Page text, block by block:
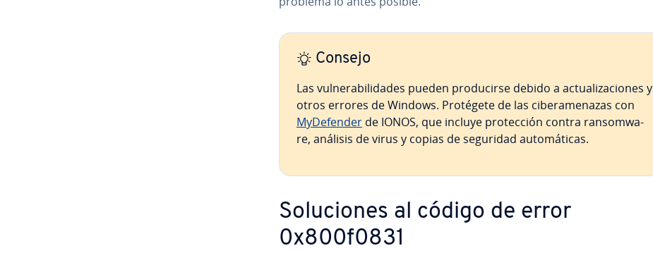
Consejo
Las vu­l­ne­ra­bi­li­da­des pueden pro­du­ci­r­se debido a ac­tua­li­za­cio­nes y
otros errores de Windows. Protégete de las ci­ber­ame­na­zas con
My­De­fe­n­der de IONOS, que incluye pro­te­c­ción contra ra­n­so­m­wa­
re, análisis de virus y copias de seguridad au­to­má­ti­cas.
So­lu­cio­nes al código de error
0x800f0831